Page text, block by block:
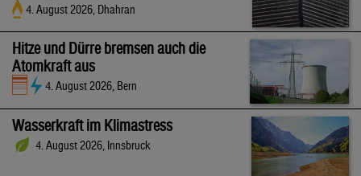
4. August 2026, Dhahran
Hitze und Dürre bremsen auch die
Atomkraft aus
4. August 2026, Bern
Wasserkraft im Klimastress
4. August 2026, Innsbruck